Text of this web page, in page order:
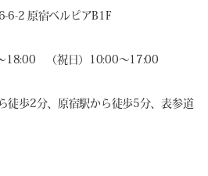
6-2 原宿ベルピアB1F
18:00 （祝日）10:00～17:00
徒歩2分、原宿駅から徒歩5分、表参道